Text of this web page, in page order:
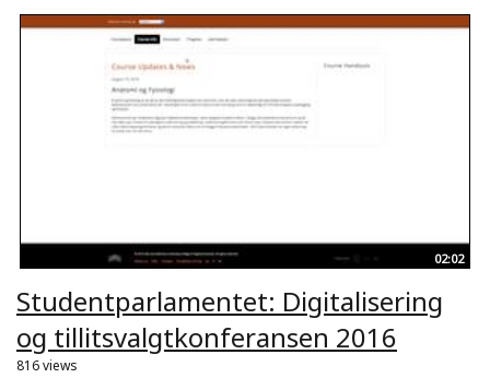
02:02
Studentparlamentet: Digitalisering
og tillitsvalgtkonferansen 2016
816 views